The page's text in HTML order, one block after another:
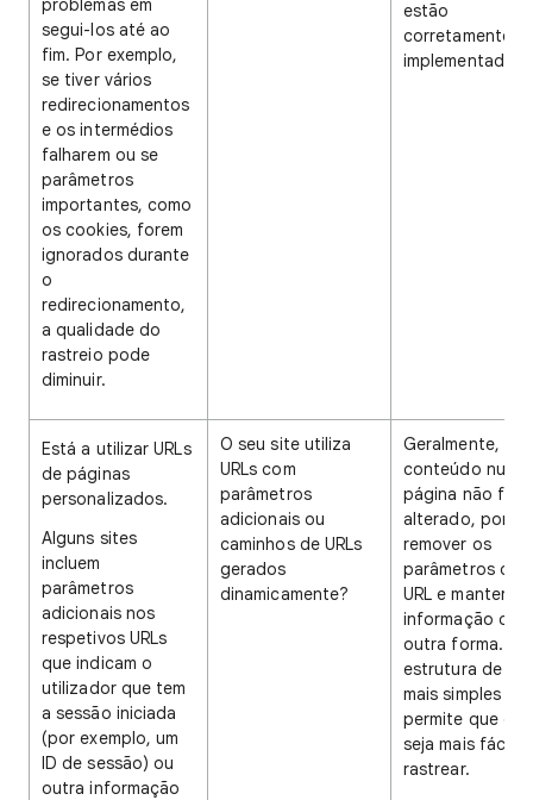
problemas em
segui-los até ao
fim. Por exemplo,
se tiver vários
redirecionamentos
e os intermédios
falharem ou se
parâmetros
importantes, como
os cookies, forem
ignorados durante
o
redirecionamento,
a qualidade do
rastreio pode
diminuir.
estão
corretamente
implementados.
Está a utilizar URLs
de páginas
personalizados.
Alguns sites
incluem
parâmetros
adicionais nos
respetivos URLs
que indicam o
utilizador que tem
a sessão iniciada
(por exemplo, um
ID de sessão) ou
outra informação
O seu site utiliza
URLs com
parâmetros
adicionais ou
caminhos de URLs
gerados
dinamicamente?
Geralmente, se
conteúdo numa
página não for
alterado,
remover os
parâmetros do
URL e manter
informação de
outra forma.
estrutura de
mais simples
permite que o
seja mais fácil
rastrear.